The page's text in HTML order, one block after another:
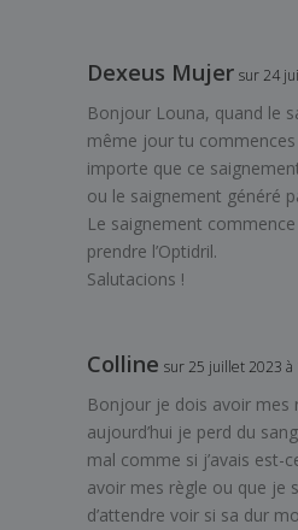
Dexeus Mujer sur 24
Bonjour Louna, quand le
même jour tu
importe que ce
ou le saignement généré
Le saignement
prendre l’Optidril.
Salutacions !
Colline sur 25 juillet 2023 à
Bonjour je dois avoir mes
aujourd’hui je perd du
mal comme si j’avais est-
avoir mes règle ou que je
d’attendre voir si sa dur